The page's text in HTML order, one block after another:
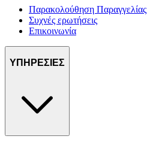
Παρακολούθηση Παραγγελίας
Συχνές ερωτήσεις
Επικοινωνία
ΥΠΗΡΕΣΙΕΣ